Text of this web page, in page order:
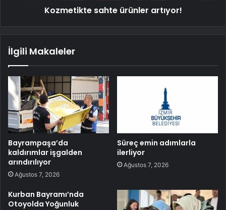
Kozmetikte sahte ürünler artıyor!
İlgili Makaleler
Bayrampaşa’da
kaldırımlar işgalden
arındırılıyor
Ağustos 7, 2026
Süreç emin adımlarla
ilerliyor
Ağustos 7, 2026
Kurban Bayramı’nda
Otoyolda Yoğunluk